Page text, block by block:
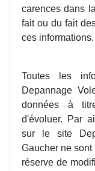
carences dans
fait ou du fait
ces informations.
Toutes les
Depannage
données à
d'évoluer. Par
sur le site
Gaucher ne
réserve de